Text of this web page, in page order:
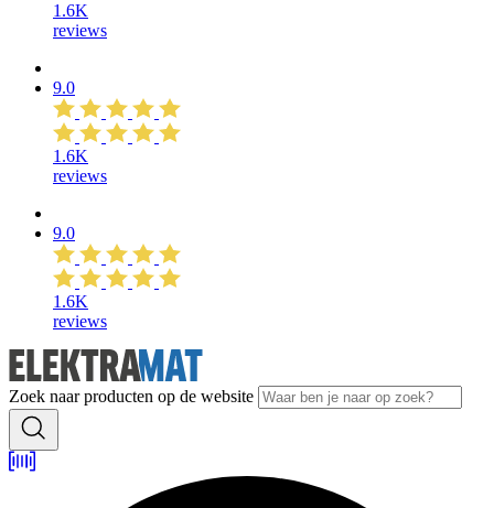
1.6K
reviews
9.0
1.6K
reviews
9.0
1.6K
reviews
Zoek naar producten op de website